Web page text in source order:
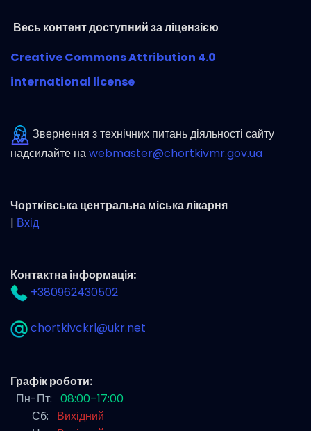
Весь контент доступний за ліцензією
Creative Commons Attribution 4.0
international license
Звернення з технічних питань діяльності сайту
надсилайте наwebmaster@chortkivmr.gov.ua
Чортківська центральна міська лікарня
| Вхід
Контактна інформація:
+380962430502
chortkivckrl@ukr.net
Графік роботи:
Пн-Пт: 08:00–17:00
Сб:
Вихідний